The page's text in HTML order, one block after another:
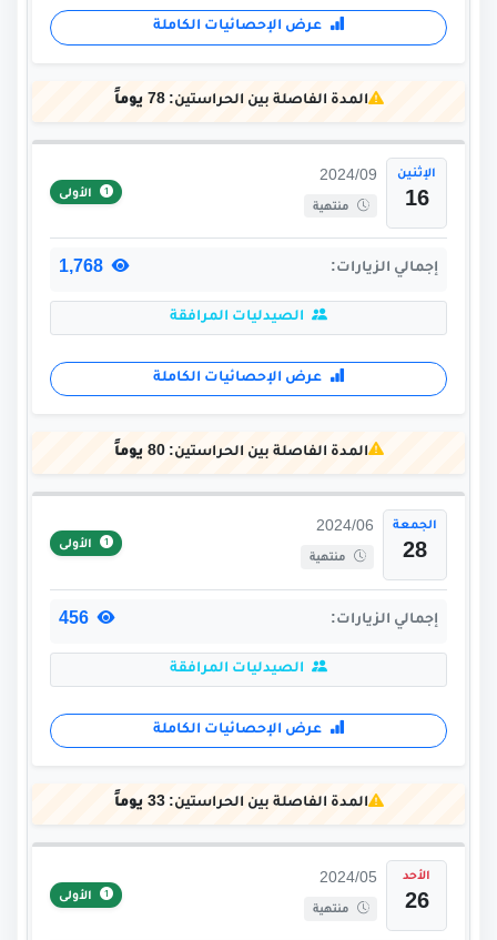
عرض الإحصائيات الكاملة
المدة الفاصلة بين الحراستين:78 يوماً
الإثنين
16
2024/09
منتهية
الأولى
إجمالي الزيارات:
الصيدليات المرافقة
عرض الإحصائيات الكاملة
المدة الفاصلة بين الحراستين:80 يوماً
الجمعة
28
2024/06
منتهية
الأولى
إجمالي الزيارات:
الصيدليات المرافقة
عرض الإحصائيات الكاملة
المدة الفاصلة بين الحراستين:33 يوماً
الأحد
26
2024/05
منتهية
الأولى